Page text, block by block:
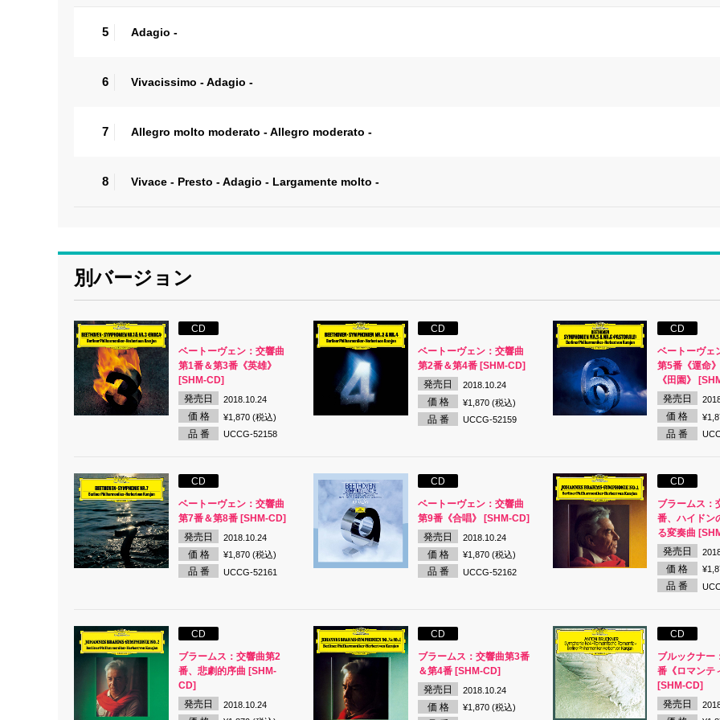
5 Adagio -
6 Vivacissimo - Adagio -
7 Allegro molto moderato - Allegro moderato -
8 Vivace - Presto - Adagio - Largamente molto -
別バージョン
CD
ベートーヴェン：交響曲
第1番＆第3番《英雄》
[SHM-CD]
発売日
2018.10.24
価 格 ¥1,870 (税込)
品 番 UCCG-52158
CD
ベートーヴェン：交響曲
第2番＆第4番 [SHM-CD]
発売日
2018.10.24
価 格 ¥1,870 (税込)
品 番 UCCG-52159
CD
ベートーヴェ
第5番《運命
《田園》
発売日
価 格
品 番
CD
ベートーヴェン：交響曲
第7番＆第8番 [SHM-CD]
発売日
2018.10.24
価 格 ¥1,870 (税込)
品 番 UCCG-52161
CD
ベートーヴェン：交響曲
第9番《合唱》 [SHM-CD]
発売日
2018.10.24
価 格 ¥1,870 (税込)
品 番 UCCG-52162
CD
ブラームス：
番、ハイドン
る変奏曲
発売日
価 格
品 番
CD
ブラームス：交響曲第2
番、悲劇的序曲 [SHM-
CD]
発売日
2018.10.24
CD
ブラームス：交響曲第3番
＆第4番 [SHM-CD]
発売日
2018.10.24
価 格 ¥1,870 (税込)
CD
ブルックナー
番《ロマンテ
[SHM-CD]
発売日